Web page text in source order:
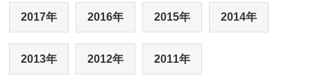
2017年 2016年 2015年 2014年
2013年 2012年 2011年